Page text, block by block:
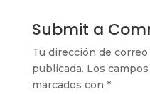
Submit a
Tu dirección de
publicada. Los
marcados con *